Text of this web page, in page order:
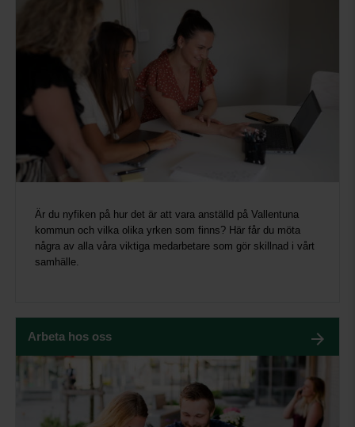
Är du nyfiken på hur det är att vara anställd på Vallentuna
kommun och vilka olika yrken som finns? Här får du möta
några av alla våra viktiga medarbetare som gör skillnad i vårt
samhälle.
Arbeta hos oss